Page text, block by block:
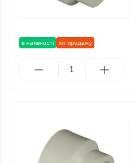
в наявності хіт продажу